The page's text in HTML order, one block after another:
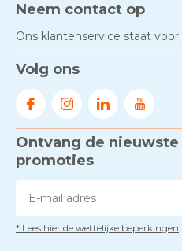
Neem contact op
Ons klantenservice staat voor
Volg ons
Ontvang de
promoties
* Lees hier de wettelijke beperkingen